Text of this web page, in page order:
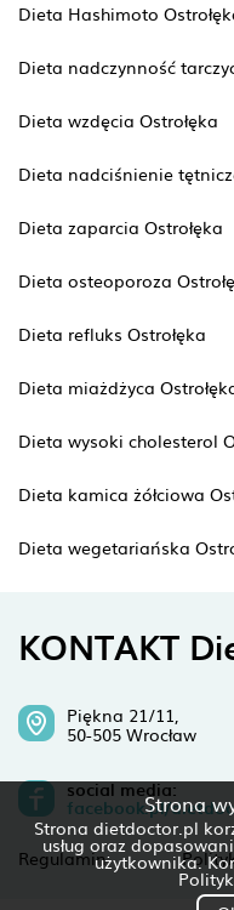
Strona
Strona dietdoctor.pl
usług oraz
użytkownika.
Dieta Hashimoto
Dieta nadczynność
Dieta wzdęcia Ostrołęka
Dieta nadciśnienie
Dieta zaparcia Ostrołęka
Dieta osteoporoza
Dieta refluks Ostrołęka
Dieta miażdżyca
Dieta wysoki cholesterol
Dieta kamica żółciowa
Dieta wegetariańska
KONTAKT
Piękna 21/11,
50-505 Wrocław
social media:
facebook.pl/
Regulamin